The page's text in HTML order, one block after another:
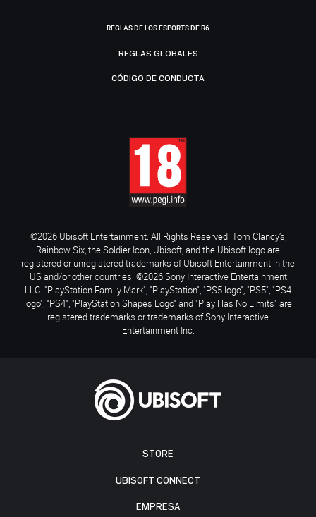
STORE
UBISOFT CONNECT
EMPRESA
REGLAS DE LOS ESPORTS DE R6
REGLAS GLOBALES
CÓDIGO DE CONDUCTA
©2026 Ubisoft Entertainment. All Rights Reserved. Tom Clancy’s,
Rainbow Six, the Soldier Icon, Ubisoft, and the Ubisoft logo are
registered or unregistered trademarks of Ubisoft Entertainment in the
US and/or other countries. ©2026 Sony Interactive Entertainment
LLC. "PlayStation Family Mark", "PlayStation", "PS5 logo", "PS5", "PS4
logo", "PS4", "PlayStation Shapes Logo" and "Play Has No Limits" are
registered trademarks or trademarks of Sony Interactive
Entertainment Inc.